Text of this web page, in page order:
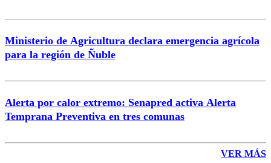
Ministerio de Agricultura declara emergencia agrícola
para la región de Ñuble
Alerta por calor extremo: Senapred activa Alerta
Temprana Preventiva en tres comunas
VER MÁS